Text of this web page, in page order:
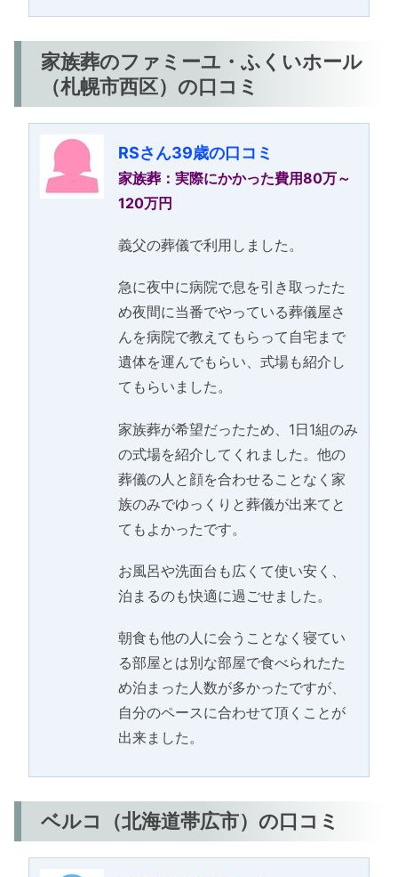
家族葬のファミーユ・ふくいホール
（札幌市西区）の口コミ
RSさん39歳の口コミ
家族葬：実際にかかった費用80万～
120万円
義父の葬儀で利用しました。
急に夜中に病院で息を引き取ったた
め夜間に当番でやっている葬儀屋さ
んを病院で教えてもらって自宅まで
遺体を運んでもらい、式場も紹介し
てもらいました。
家族葬が希望だったため、1日1組のみ
の式場を紹介してくれました。他の
葬儀の人と顔を合わせることなく家
族のみでゆっくりと葬儀が出来てと
てもよかったです。
お風呂や洗面台も広くて使い安く、
泊まるのも快適に過ごせました。
朝食も他の人に会うことなく寝てい
る部屋とは別な部屋で食べられたた
め泊まった人数が多かったですが、
自分のペースに合わせて頂くことが
出来ました。
ベルコ（北海道帯広市）の口コミ